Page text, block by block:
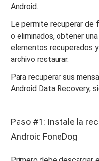
Android.
Le permite recuperar de
o eliminados, obtener
elementos recuperados
archivo restaurar.
Para recuperar sus
Android Data Recovery,
Paso #1: Instale la
Android FoneDog